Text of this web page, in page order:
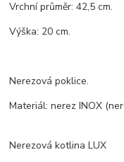
Vrchní průměr: 42,5 cm.
Výška: 20 cm.
Nerezová poklice.
Materiál: nerez INOX
Nerezová kotlina LUX